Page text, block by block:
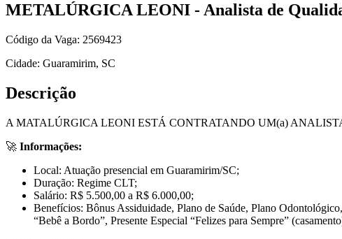
METALÚRGICA LEONI - Analista de
Código da Vaga: 2569423
Cidade: Guaramirim, SC
Descrição
A MATALÚRGICA LEONI ESTÁ CONTRATANDO UM(a)
🚀 Informações:
Local: Atuação presencial em Guaramirim/SC;
Duração: Regime CLT;
Salário: R$ 5.500,00 a R$ 6.000,00;
Benefícios: Bônus Assiduidade, Plano de Saúde, Plano
“Bebê a Bordo”, Presente Especial “Felizes para Sempre”